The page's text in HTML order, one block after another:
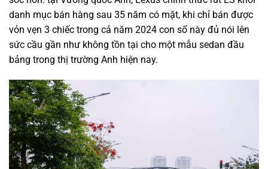
danh mục bán hàng sau 35 năm có mặt, khi chỉ bán được
vỏn vẹn 3 chiếc trong cả năm 2024 con số này đủ nói lên
sức cầu gần như không tồn tại cho một mẫu sedan đầu
bảng trong thị trường Anh hiện nay.